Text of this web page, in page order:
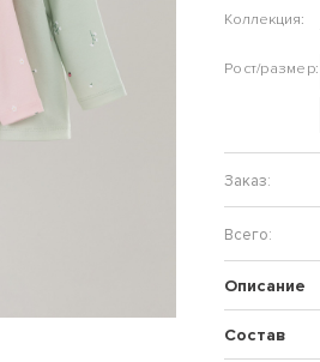
Коллекция:
Описание
Состав